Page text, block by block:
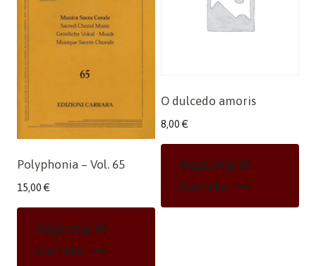
Polyphonia – Vol. 65
15,00 €
Aggiungi Al
Carrello
O dulcedo amoris
8,00 €
Aggiungi Al
Carrello